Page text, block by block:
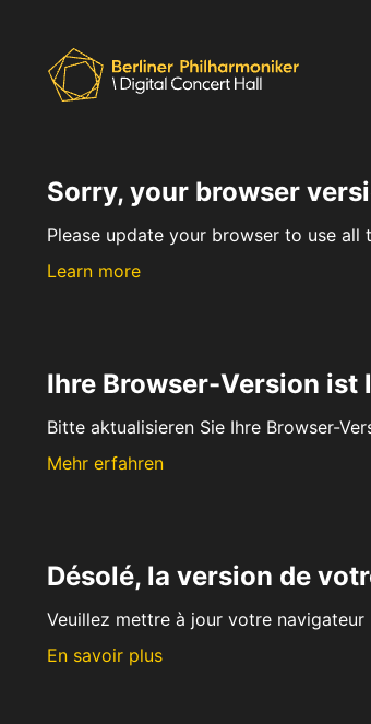
Sorry, your browser
Please update your browser to use
Learn more
Ihre Browser-Version ist
Bitte aktualisieren Sie Ihre Browser-
Mehr erfahren
Désolé, la version de
Veuillez mettre à jour votre
En savoir plus